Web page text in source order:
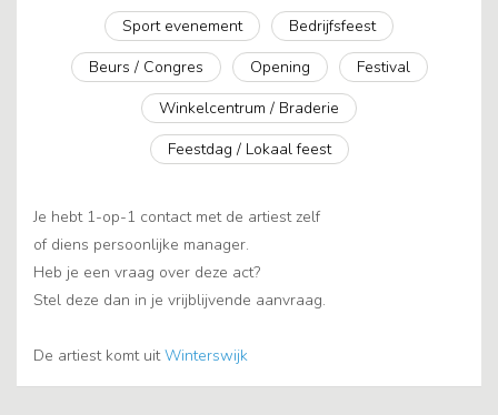
Sport evenement
Bedrijfsfeest
Beurs / Congres
Opening
Festival
Winkelcentrum / Braderie
Feestdag / Lokaal feest
Je hebt 1-op-1 contact met de artiest zelf
of diens persoonlijke manager.
Heb je een vraag over deze act?
Stel deze dan in je vrijblijvende aanvraag.
De artiest komt uitWinterswijk